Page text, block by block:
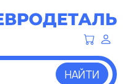
НАЙТИ